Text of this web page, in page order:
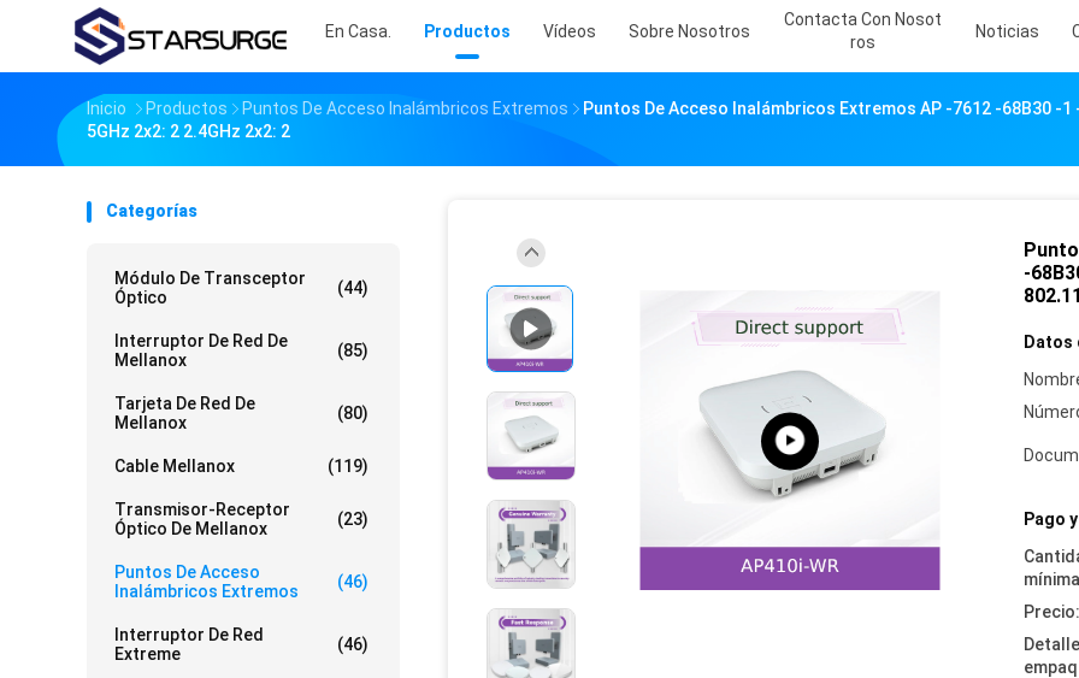
En Casa. Productos Vídeos Sobre Nosotros
Contacta Con Nosot
Ros
Noticias
Inicio Productos Puntos De Acceso Inalámbricos Extremos
Puntos De Acceso Inalámbricos Extremos AP -7612 -68B30 -
5GHz 2x2: 2 2.4GHz 2x2: 2
Categorías
Módulo De Transceptor
Óptico
(44)
Interruptor De Red De
Mellanox
(85)
Tarjeta De Red De
Mellanox
(80)
Cable Mellanox (119)
Transmisor-Receptor
Óptico De Mellanox
(23)
Puntos De Acceso
Inalámbricos Extremos
(46)
Interruptor De Red
Extreme
(46)
-
Datos
Pago
Precio: